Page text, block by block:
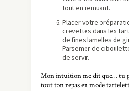
tout en remuant.
Placer votre
crevettes dans les
de fines lamelles de
Parsemer de
de servir.
Mon intuition me dit que… tu
tout ton repas en mode